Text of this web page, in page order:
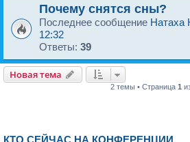
Почему снятся сны?
Последнее сообщение Натаха
12:32
Ответы: 39
Новая тема
2 темы • Страница 1
КТО СЕЙЧАС НА КОНФЕРЕНЦИИ